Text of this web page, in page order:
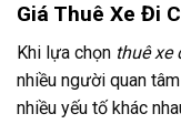
Giá Thuê Xe Đi
Khi lựa chọn thuê xe
nhiều người quan
nhiều yếu tố khác